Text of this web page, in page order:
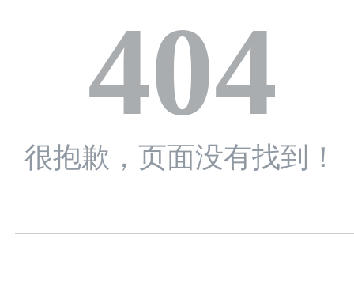
404
很抱歉，页面没有找到！